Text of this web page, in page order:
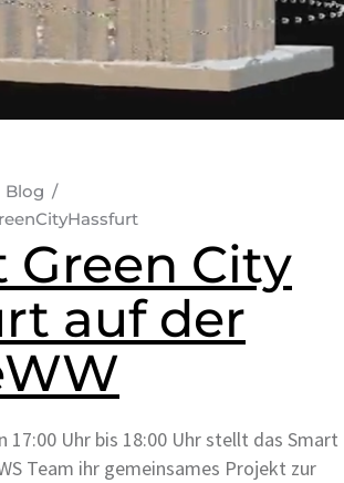
Blog
Green City
auf der
17:00 Uhr bis 18:00 Uhr stellt das Smart
Team ihr gemeinsames Projekt zur